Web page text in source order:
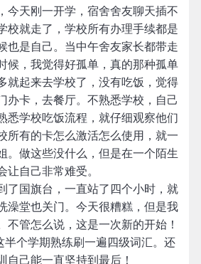
今天刚一开学，宿舍舍友聊天插不
校就走了，学校所有办理手续都是
也是自己。当中午舍友家长都带走
候，我觉得好孤单，真的那种孤单
就起来去学校了，没有吃饭，觉得
办卡，去餐厅。不熟悉学校，自己
悉学校吃饭流程，就仔细观察他们
所有的卡怎么激活怎么使用，就一
。做这些没什么，但是在一个陌生
让自己非常难受。
了国旗台，一直站了四个小时，就
澡堂也关门。今天很糟糕，但是我
不管怎么说，这是一次新的开始！
半个学期熟练刷一遍四级词汇。还
自己能一直坚持到最后！